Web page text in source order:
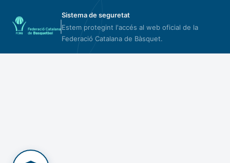
Sistema de seguretat
Estem protegint l'accés al web oficial de la
Federació Catalana de Bàsquet.